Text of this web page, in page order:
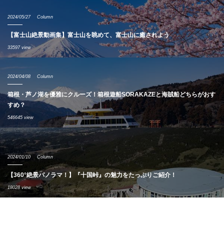
2024/05/27 Column
【富士山絶景動画集】富士山を眺めて、富士山に癒されよう
33597 view
2024/04/08 Column
箱根・芦ノ湖を優雅にクルーズ！箱根遊船SORAKAZEと海賊船どちらがおす
すめ？
546645 view
2024/01/10 Column
【360°絶景パノラマ！】『十国峠』の魅力をたっぷりご紹介！
18028 view